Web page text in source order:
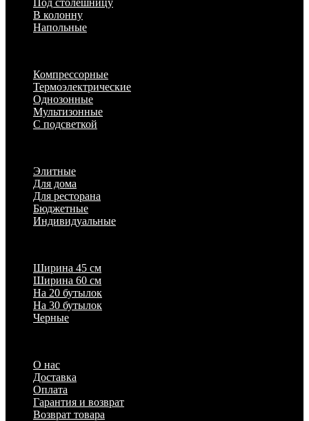
В колонну
Напольные
Компрессорные
Термоэлектрические
Однозонные
Мультизонные
С подсветкой
Элитные
Для дома
Для ресторана
Бюджетные
Индивидуальные
Ширина 45 см
Ширина 60 см
На 20 бутылок
На 30 бутылок
Черные
О нас
Доставка
Оплата
Гарантия и возврат
Возврат товара